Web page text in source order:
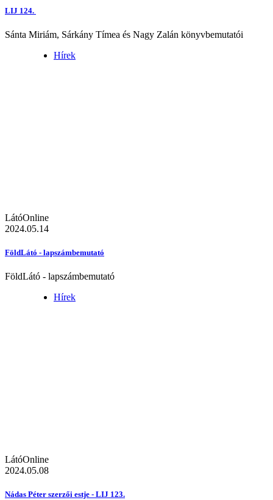
LIJ 124.
Sánta Miriám, Sárkány Tímea és Nagy Zalán könyvbemutatói
Hírek
LátóOnline
2024.05.14
FöldLátó - lapszámbemutató
FöldLátó - lapszámbemutató
Hírek
LátóOnline
2024.05.08
Nádas Péter szerzői estje - LIJ 123.